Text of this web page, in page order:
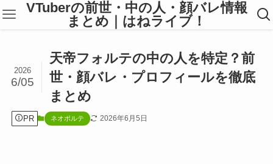
VTuberの前世・中の人・顔バレ情報
まとめ｜はねライブ！
天帝フォルテの中の人を特定？前
世・顔バレ・プロフィールを徹底
まとめ
2026
6/05
PR ネオポルテ 2026年6月5日